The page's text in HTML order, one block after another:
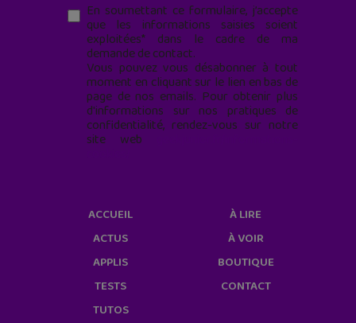
En soumettant ce formulaire, j’accepte
que les informations saisies soient
exploitées* dans le cadre de ma
demande de contact.
Vous pouvez vous désabonner à tout
moment en cliquant sur le lien en bas de
page de nos emails. Pour obtenir plus
d'informations sur nos pratiques de
confidentialité, rendez-vous sur notre
site web
ACCUEIL
ACTUS
APPLIS
TESTS
TUTOS
À LIRE
À VOIR
BOUTIQUE
CONTACT